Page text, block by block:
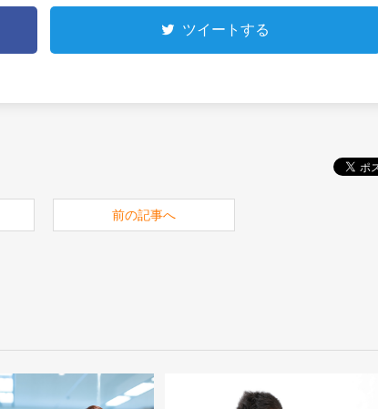
ツイートする
前の記事へ